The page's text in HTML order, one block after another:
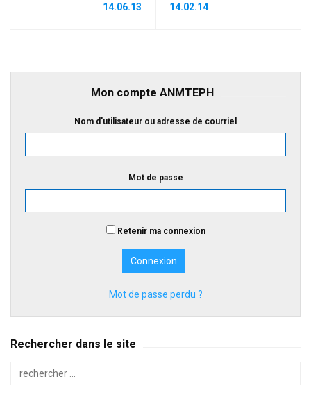
14.06.13
14.02.14
Mon compte ANMTEPH
Nom d'utilisateur ou adresse de courriel
Mot de passe
Retenir ma connexion
Mot de passe perdu ?
Rechercher dans le site